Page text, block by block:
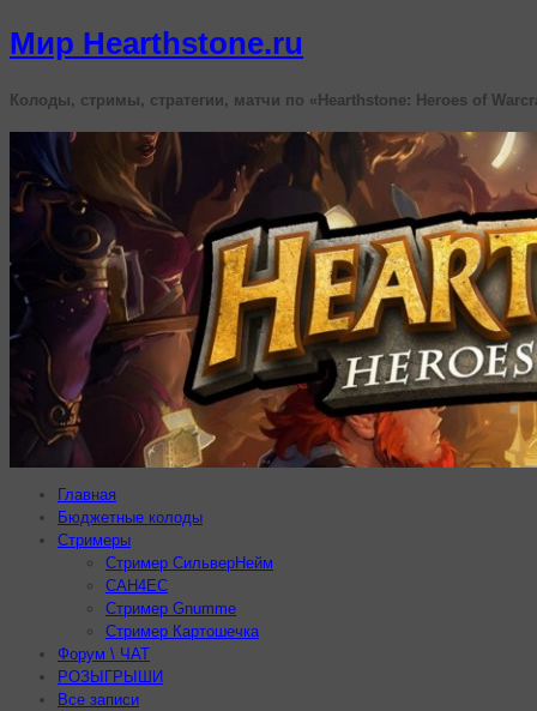
Мир Hearthstone.ru
Колоды, стримы, стратегии, матчи по «Hearthstone: Heroes of
Главная
Бюджетные колоды
Стримеры
Стример СильверНейм
CAH4EC
Стример Gnumme
Стример Картошечка
Форум \ ЧАТ
РОЗЫГРЫШИ
Все записи